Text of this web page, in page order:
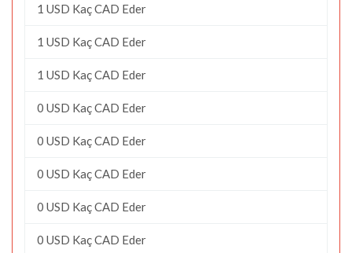
1 USD Kaç CAD Eder
1 USD Kaç CAD Eder
1 USD Kaç CAD Eder
0 USD Kaç CAD Eder
0 USD Kaç CAD Eder
0 USD Kaç CAD Eder
0 USD Kaç CAD Eder
0 USD Kaç CAD Eder